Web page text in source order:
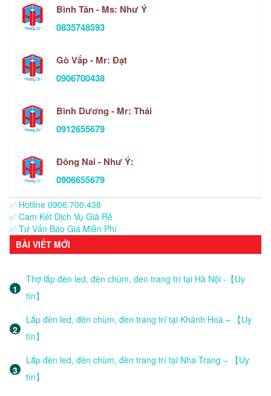
Bình Tân - Ms: Như Ý
0835748593
Gò Vấp - Mr: Đạt
0906700438
Bình Dương - Mr: Thái
0912655679
Đông Nai - Như Ý:
0906655679
✅ Hotline 0906.700.438
✅ Cam Kết Dịch Vụ Giá Rẻ
✅ Tư Vấn Báo Giá Miễn Phí
BÀI VIẾT MỚI
Thợ lắp đèn led, đèn chùm, đèn trang trí tại Hà Nội -【Uy
tín】
Lắp đèn led, đèn chùm, đèn trang trí tại Khánh Hoà – 【Uy
tín】
Lắp đèn led, đèn chùm, đèn trang trí tại Nha Trang – 【Uy
tín】